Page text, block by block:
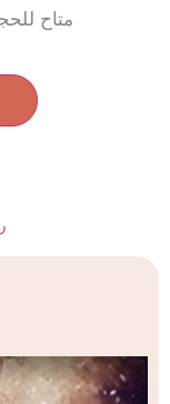
père. Alors, sa
une bucket list…
متاح للحجز (طلب
Add to Cart
روايات